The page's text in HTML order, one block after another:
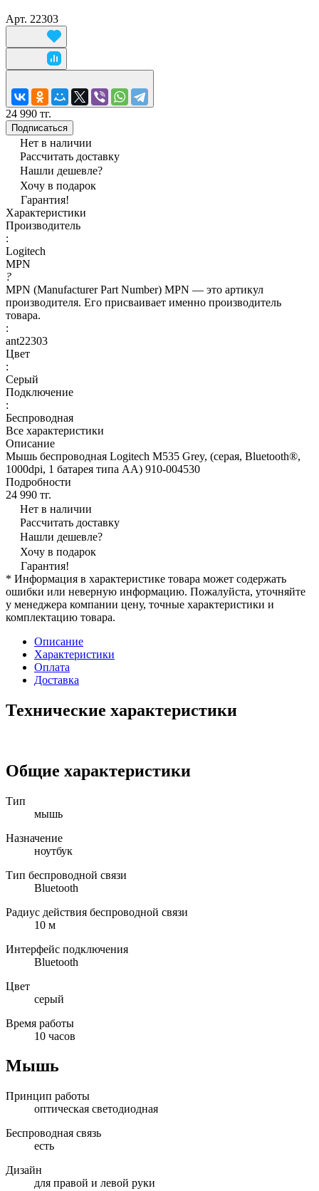
Арт. 22303
24 990 тг.
Подписаться
Нет в наличии
Рассчитать доставку
Нашли дешевле?
Хочу в подарок
Гарантия!
Характеристики
Производитель
:
Logitech
MPN
?
MPN (Manufacturer Part Number) MPN — это артикул
производителя. Его присваивает именно производитель
товара.
:
ant22303
Цвет
:
Серый
Подключение
:
Беспроводная
Все характеристики
Описание
Мышь беспроводная Logitech M535 Grey, (серая, Bluetooth®,
1000dpi, 1 батарея типа AA) 910-004530
Подробности
24 990 тг.
Нет в наличии
Рассчитать доставку
Нашли дешевле?
Хочу в подарок
Гарантия!
* Информация в характеристике товара может содержать
ошибки или неверную информацию. Пожалуйста, уточняйте
у менеджера компании цену, точные характеристики и
комплектацию товара.
Описание
Характеристики
Оплата
Доставка
Технические характеристики
Общие характеристики
Тип
мышь
Назначение
ноутбук
Тип беспроводной связи
Bluetooth
Радиус действия беспроводной связи
10 м
Интерфейс подключения
Bluetooth
Цвет
серый
Время работы
10 часов
Мышь
Принцип работы
оптическая светодиодная
Беспроводная связь
есть
Дизайн
для правой и левой руки